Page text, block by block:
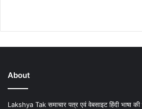
About
Lakshya Tak समाचार पत्र एवं वेबसाइट हिंदी भाषा